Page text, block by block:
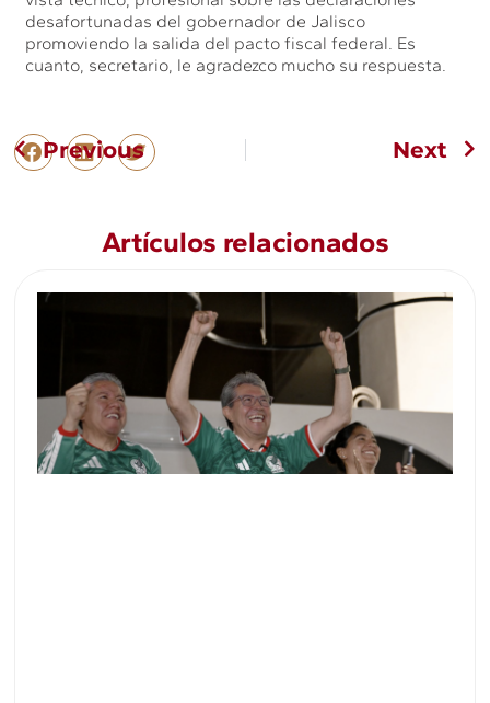
desafortunadas del gobernador de Jalisco
promoviendo la salida del pacto fiscal federal. Es
cuanto, secretario, le agradezco mucho su respuesta.
Previous Next
Artículos relacionados